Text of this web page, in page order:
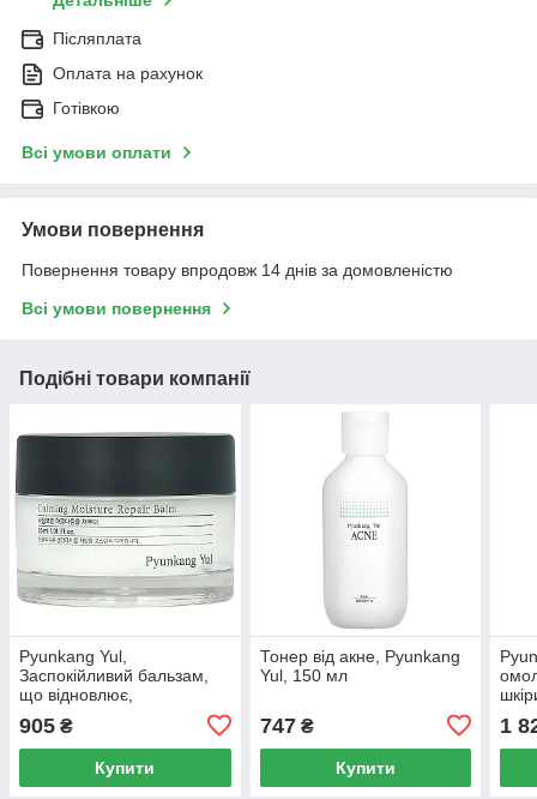
Післяплата
Оплата на рахунок
Готівкою
Всі умови оплати
Умови повернення
Повернення товару впродовж 14 днів за домовленістю
Всі умови повернення
Подібні товари компанії
Pyunkang Yul,
Заспокійливий бальзам,
що відновлює,
зволожуючий, 1,01 рідкої
унції (30 мл)
905 ₴
Купити
Тонер від акне, Pyunkang
Yul, 150 мл
747₴
Купити
1